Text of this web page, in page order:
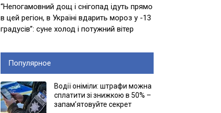
“Непогамовний дощ і снігопад ідуть прямо
в цей регіон, в Україні вдарить мороз у -13
градусів”: суне холод і потужний вітер
Популярное
Водії оніміли: штрафи можна
сплатити зі знижкою в 50% –
запам’ятовуйте секрет